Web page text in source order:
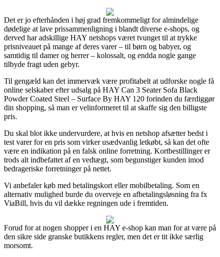
Det er jo efterhånden i høj grad fremkommeligt for almindelige
dødelige at lave prissammenligning i blandt diverse e-shops, og
derved har adskillige HAY netshops været tvunget til at trykke
prisniveauet på mange af deres varer – til børn og babyer, og
samtidig til damer og herrer – kolossalt, og endda nogle gange
tilbyde fragt uden gebyr.
Til gengæld kan det immervæk være profitabelt at udforske nogle få
online selskaber efter udsalg på HAY Can 3 Seater Sofa Black
Powder Coated Steel – Surface By HAY 120 forinden du færdiggør
din shopping, så man er velinformeret til at skaffe sig den billigste
pris.
Du skal blot ikke undervurdere, at hvis en netshop afsætter bedst i
test varer for en pris som virker usædvanlig letkøbt, så kan det ofte
være en indikation på en falsk online forretning. Kortbestillinger er
trods alt indbefattet af en vedtægt, som begunstiger kunden imod
bedrageriske forretninger på nettet.
Vi anbefaler køb med betalingskort eller mobilbetaling. Som en
alternativ mulighed burde du overveje en afbetalingsløsning fra fx
ViaBill, hvis du vil dække regningen ude i fremtiden.
Forud for at nogen shopper i en HAY e-shop kan man for at være på
den sikre side granske butikkens regler, men det er tit ikke særlig
morsomt.